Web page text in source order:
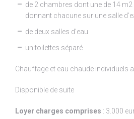
de 2 chambres dont une de 14
donnant chacune sur une salle
de deux salles d’eau
un toilettes séparé
Chauffage et eau chaude individuels
Disponible de suite
Loyer charges comprises : 3.000